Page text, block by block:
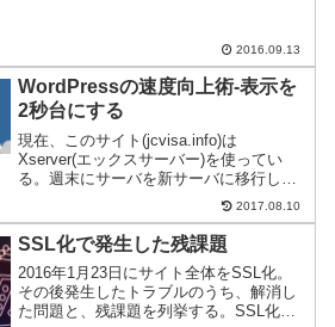
2016.09.13
WordPressの速度向上術-表示を
2秒台にする
現在、このサイト(jcvisa.info)は
Xserver(エックスサーバー)を使ってい
る。週末にサーバを新サーバに移行した
上で、Wordpressのチューンアップした
2017.08.10
SSL化で発生した残課題
2016年1月23日にサイト全体をSSL化。
その後発生したトラブルのうち、解消し
た問題と、残課題を列挙する。SSL化考